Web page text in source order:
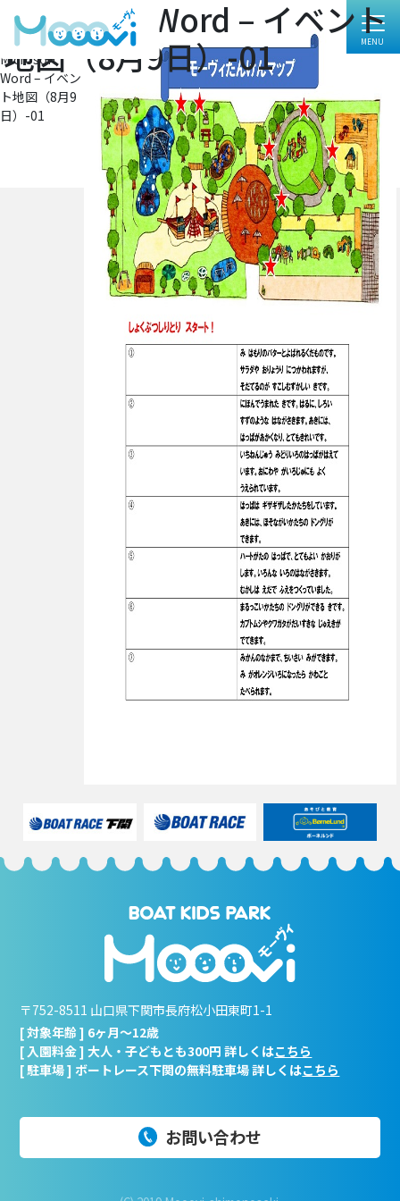
Microsoft Word – イベント
地図（8月9日）-01
ル
サ
イ
ズ
投
稿
ナ
ビ
投稿:
Microsoft
Word – イベン
ト地図（8月9
日）-01
〒752-8511 山口県下関市長府松小田東町1-1
[ 対象年齢 ] 6ヶ月～12歳
[ 入園料金 ] 大人・子どもとも300円 詳しくはこちら
[ 駐車場 ] ボートレース下関の無料駐車場 詳しくはこちら
お問い合わせ